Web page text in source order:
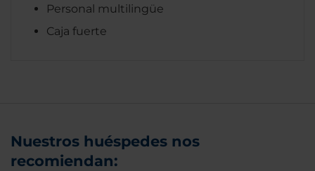
Personal multilingüe
Caja fuerte
Nuestros huéspedes nos
recomiendan: